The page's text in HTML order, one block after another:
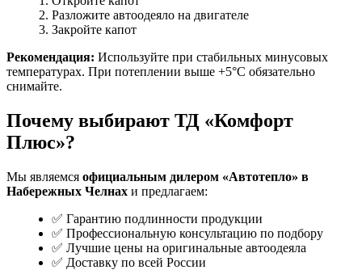
Разложите автоодеяло на двигателе
Закройте капот
Рекомендация: Используйте при стабильных минусовых
температурах. При потеплении выше +5°C обязательно
снимайте.
Почему выбирают ТД «Комфорт
Плюс»?
Мы являемся официальным дилером «Автотепло» в
Набережных Челнах и предлагаем:
✅ Гарантию подлинности продукции
✅ Профессиональную консультацию по подбору
✅ Лучшие цены на оригинальные автоодеяла
✅ Доставку по всей России